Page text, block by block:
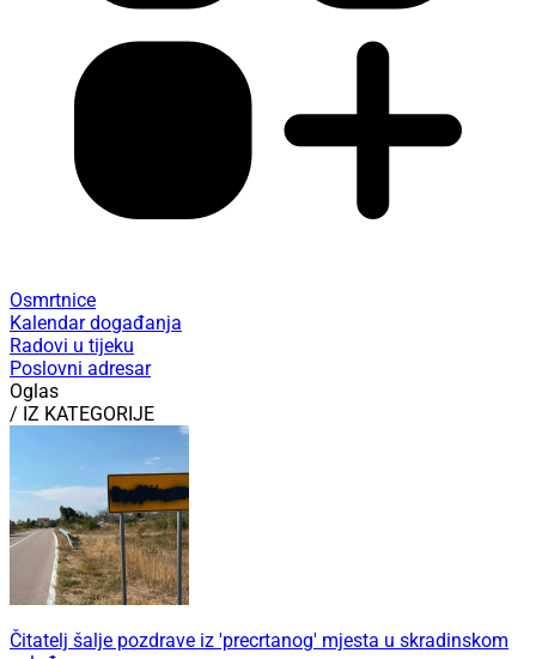
Osmrtnice
Kalendar događanja
Radovi u tijeku
Poslovni adresar
Oglas
/ IZ KATEGORIJE
Čitatelj šalje pozdrave iz 'precrtanog' mjesta u skradinskom